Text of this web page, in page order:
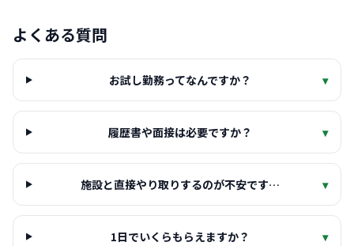
よくある質問
お試し勤務ってなんですか？ ▾
履歴書や面接は必要ですか？ ▾
施設と直接やり取りするのが不安です… ▾
1日でいくらもらえますか？ ▾